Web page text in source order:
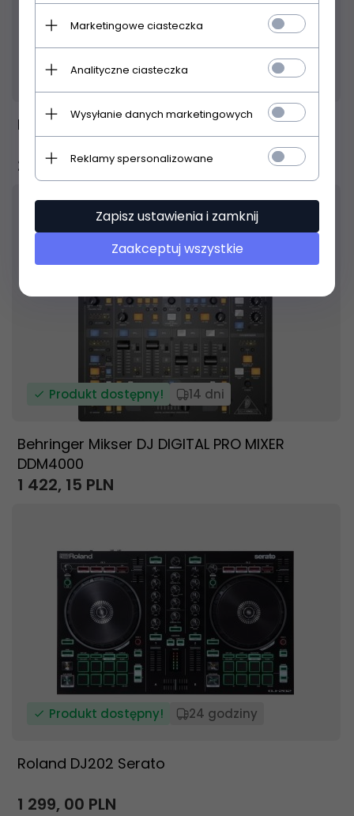
Produkt dostępny!
Roland DJ505 Serato kontroler DJ
2 799, 00PLN
Produkt dostępny! 14 dni
Behringer Mikser DJ DIGITAL PRO MIXER
DDM4000
1 422, 15 PLN
Produkt dostępny! 24 godziny
Roland DJ202 Serato
1 299, 00 PLN
Marketingowe ciasteczka
Analityczne ciasteczka
Wysyłanie danych marketingowych
Reklamy spersonalizowane
Zapisz ustawienia i zamknij
Zaakceptuj wszystkie